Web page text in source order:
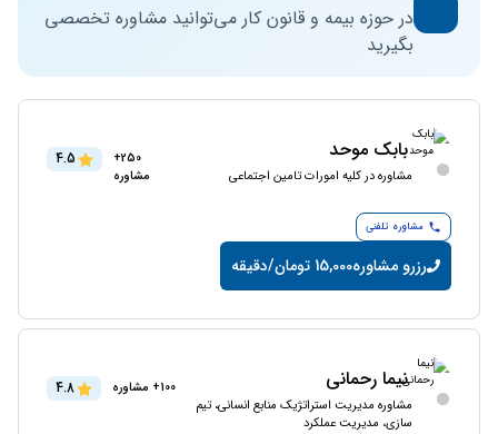
در حوزه بیمه و قانون کار می‌توانید مشاوره تخصصی
بگیرید
بابک موحد
مشاوره در کلیه امورات تامین اجتماعی
250+
مشاوره
4.5
مشاوره تلفنی
رزرو مشاوره15,000 تومان/دقیقه
نیما رحمانی
مشاوره مدیریت استراتژیک منابع انسانی، تیم
سازی، مدیریت عملکرد
100+ مشاوره 4.8